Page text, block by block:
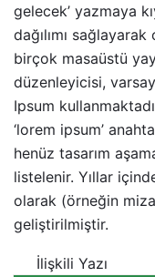
gelecek’ yazmaya
dağılımı
birçok masaüstü
düzenleyicisi,
Ipsum
‘lorem ipsum’
henüz tasarım
listelenir. Yıllar
olarak (örneğin
geliştirilmiştir.
İlişkili Yazı